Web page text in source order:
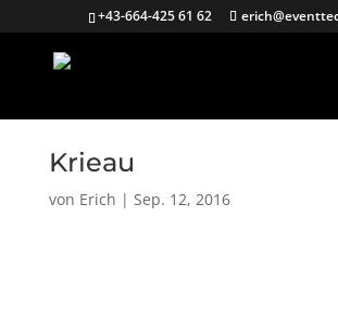
+43-664-425 61 62
Krieau
von Erich | Sep. 12, 2016